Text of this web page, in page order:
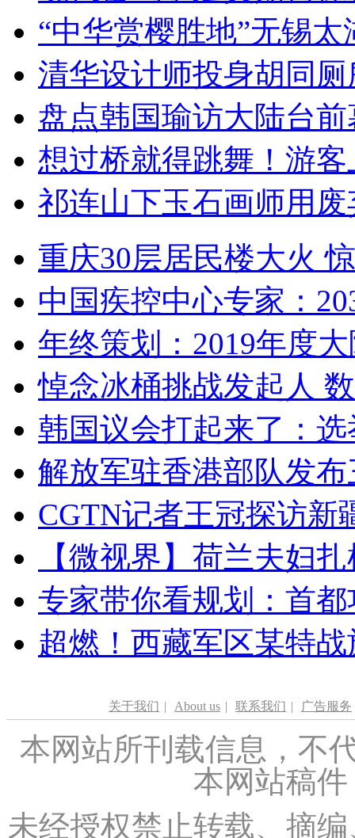
“中华赏樱胜地”无锡
清华设计师投身胡同
盘点韩国瑜访大陆台
想过桥就得跳舞！游客
祁连山下玉石画师用
重庆30层居民楼大火
中国疾控中心专家：
年终策划：2019年度
悼念冰桶挑战发起人
韩国议会打起来了：
解放军驻香港部队发
CGTN记者王冠探访新
【微视界】荷兰夫妇
专家带你看规划：首
超燃！西藏军区某特
关于我们 | About us | 联系我们 | 广告服务
本网站所刊载信息，不
本网站稿
未经授权禁止转载、摘